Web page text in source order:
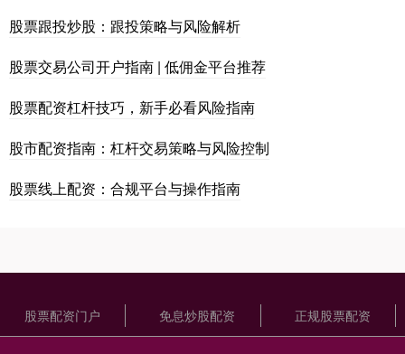
股票跟投炒股：跟投策略与风险解析
股票交易公司开户指南 | 低佣金平台推荐
股票配资杠杆技巧，新手必看风险指南
股市配资指南：杠杆交易策略与风险控制
股票线上配资：合规平台与操作指南
股票配资门户 免息炒股配资 正规股票配资